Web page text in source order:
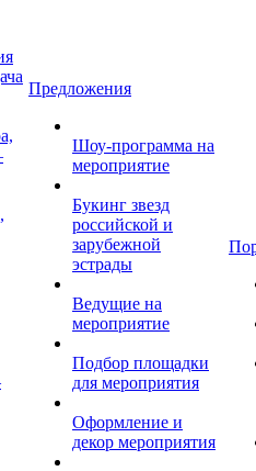
Предложения
Шоу-программа на
мероприятие
Букинг звезд
российской и
зарубежной
эстрады
Ведущие на
мероприятие
Подбор площадки
для мероприятия
Оформление и
декор мероприятия